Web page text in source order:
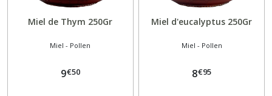
Miel de Thym 250Gr
Miel - Pollen
9€50
Miel d'eucalyptus 250Gr
Miel - Pollen
8€95